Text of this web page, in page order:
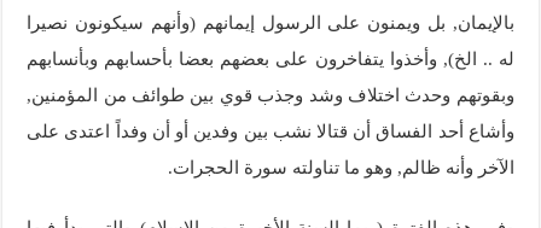
بالإيمان, بل ويمنون على الرسول إيمانهم (وأنهم سيكونون نصيرا
له .. الخ), وأخذوا يتفاخرون على بعضهم بعضا بأحسابهم وبأنسابهم
وبقوتهم وحدث اختلاف وشد وجذب قوي بين طوائف من المؤمنين,
وأشاع أحد الفساق أن قتالا نشب بين وفدين أو أن وفداً اعتدى على
الآخر وأنه ظالم, وهو ما تناولته سورة الحجرات.